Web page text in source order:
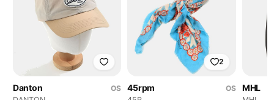
Danton
OS
2
45rpm
OS
MHL